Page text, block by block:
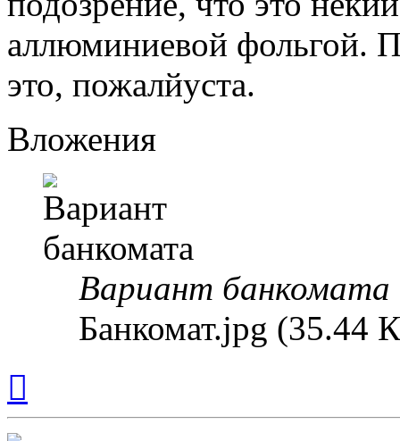
аллюминиевой фольгой.
это, пожалйуста.
Вложения
Вариант банкомата
Банкомат.jpg (35.44
началу